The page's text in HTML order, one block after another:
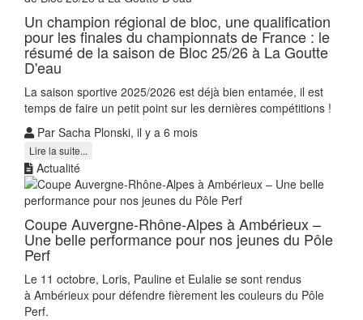
Un champion régional de bloc, une qualification
pour les finales du championnats de France : le
résumé de la saison de Bloc 25/26 à La Goutte
D'eau
La saison sportive 2025/2026 est déjà bien entamée, il est
temps de faire un petit point sur les dernières compétitions !
Par Sacha Plonski, il y a 6 mois
Lire la suite...
Actualité
Coupe Auvergne-Rhône-Alpes à Ambérieux –
Une belle performance pour nos jeunes du Pôle
Perf
Le 11 octobre, Loris, Pauline et Eulalie se sont rendus
à Ambérieux pour défendre fièrement les couleurs du Pôle
Perf.